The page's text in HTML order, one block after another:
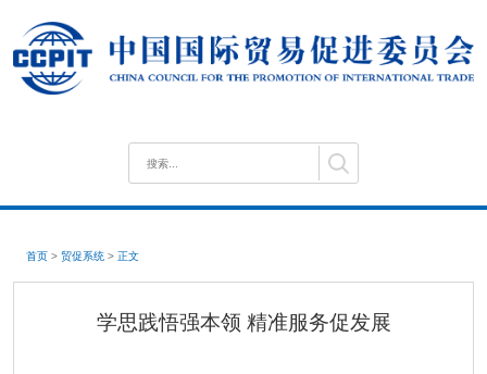
首页 > 贸促系统 > 正文
学思践悟强本领 精准服务促发展